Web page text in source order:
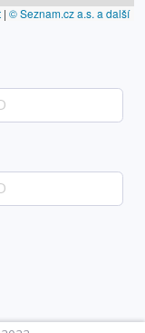
| © Seznam.cz a.s. a další